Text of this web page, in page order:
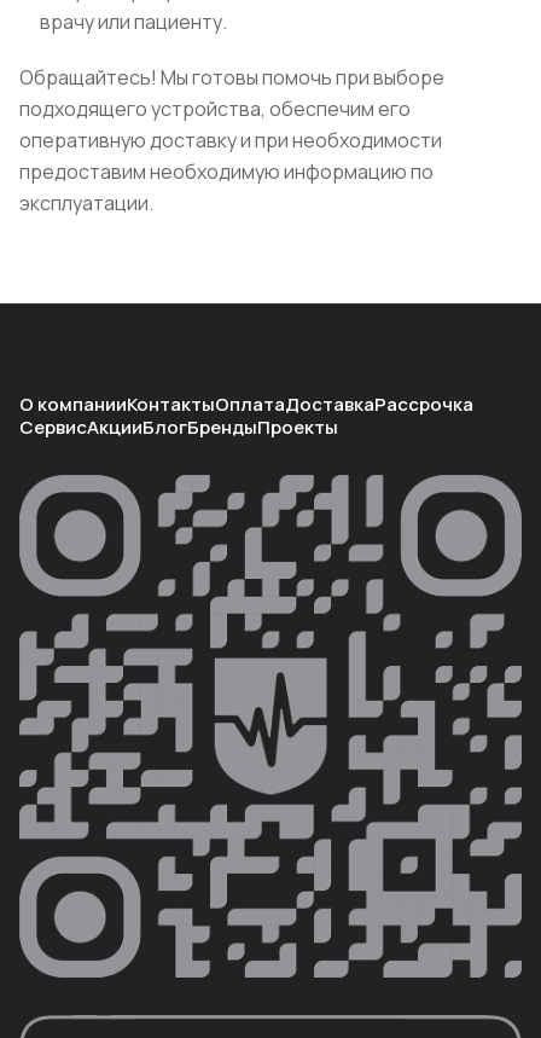
врачу или пациенту.
Обращайтесь! Мы готовы помочь при выборе
подходящего устройства, обеспечим его
оперативную доставку и при необходимости
предоставим необходимую информацию по
эксплуатации.
О компанииКонтактыОплатаДоставкаРассрочка
СервисАкцииБлогБрендыПроекты